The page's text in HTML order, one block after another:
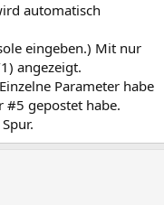
automatisch
eingeben.) Mit nur
angezeigt.
Parameter habe
#5 gepostet habe.